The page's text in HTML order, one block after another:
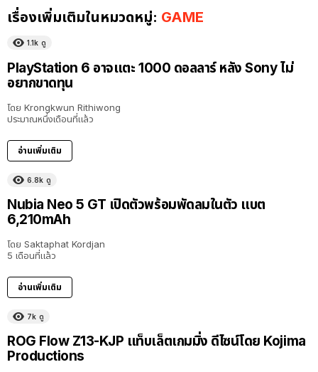
เรื่องเพิ่มเติมในหมวดหมู่: GAME
1.1k ดู
PlayStation 6 อาจแตะ 1000 ดอลลาร์ หลัง Sony ไม่
อยากขาดทุน
โดย Krongkwun Rithiwong
ประมาณหนึ่งเดือนที่แล้ว
อ่านเพิ่มเติม
6.8k ดู
Nubia Neo 5 GT เปิดตัวพร้อมพัดลมในตัว แบต
6,210mAh
โดย Saktaphat Kordjan
5 เดือนที่แล้ว
อ่านเพิ่มเติม
7k ดู
ROG Flow Z13-KJP แท็บเล็ตเกมมิ่ง ดีไซน์โดย Kojima
Productions